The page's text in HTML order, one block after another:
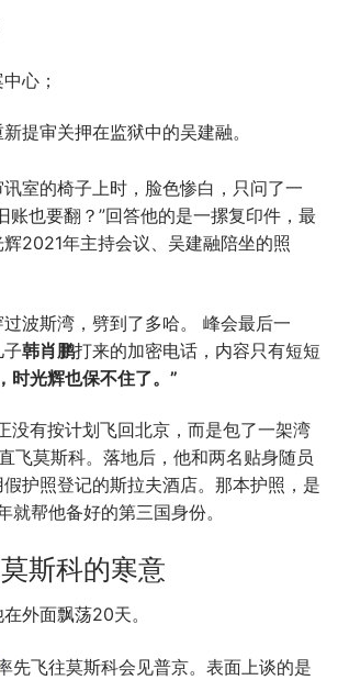
心；
提审关押在监狱中的吴建融。
室的椅子上时，脸色惨白，只问了一
账也要翻？”回答他的是一摞复印件，最
2021年主持会议、吴建融陪坐的照
波斯湾，劈到了多哈。 峰会最后一
韩肖鹏打来的加密电话，内容只有短短
时光辉也保不住了。”
没有按计划飞回北京，而是包了一架湾
飞莫斯科。落地后，他和两名贴身随员
护照登记的斯拉夫酒店。那本护照，是
帮他备好的第三国身份。
斯科的寒意
外面飘荡20天。
先飞往莫斯科会见普京。表面上谈的是